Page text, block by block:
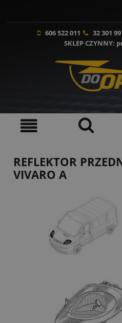
606 522 011 32 301
SKLEP CZYNNY:
REFLEKTOR
VIVARO A